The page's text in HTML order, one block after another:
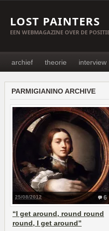
LOST PAINTERS
EEN WEBMAGAZINE OVER DE
archief theorie interview
PARMIGIANINO ARCHIVE
6
25/08/2012
“I get around, round round
round, I get around”